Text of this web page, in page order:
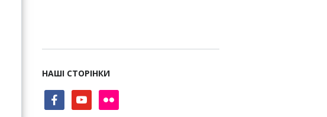
НАШІ СТОРІНКИ
facebookyoutube flickr